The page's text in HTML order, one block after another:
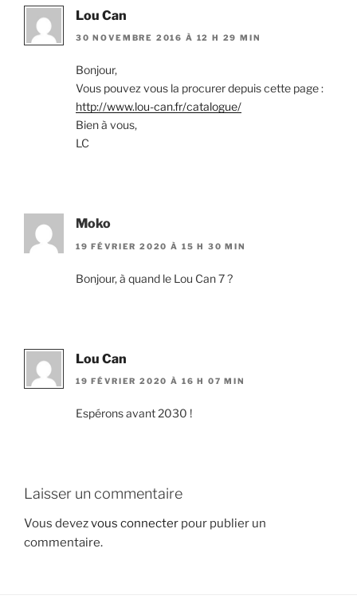
Lou Can
30 NOVEMBRE 2016 À 12 H 29 MIN
Bonjour,
Vous pouvez vous la procurer depuis cette page :
http://www.lou-can.fr/catalogue/
Bien à vous,
LC
Moko
19 FÉVRIER 2020 À 15 H 30 MIN
Bonjour, à quand le Lou Can 7 ?
Lou Can
19 FÉVRIER 2020 À 16 H 07 MIN
Espérons avant 2030 !
Laisser un commentaire
Vous devezvous connecter pour publier un
commentaire.